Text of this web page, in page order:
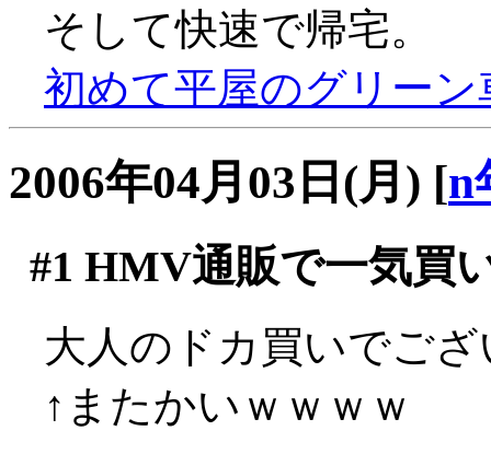
そして快速で帰宅。
初めて平屋のグリー
2006年04月03日(月) [n
#1 HMV通販で一気買
大人のドカ買いでご
↑またかいｗｗｗｗ